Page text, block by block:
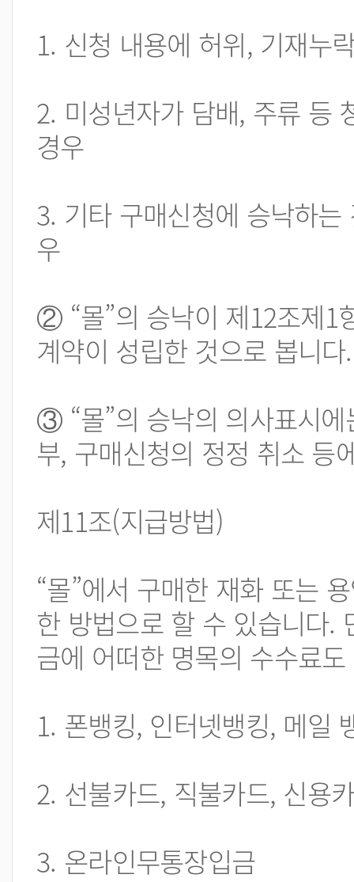
1. 신청 내용에 허위, 기재누
2. 미성년자가 담배, 주류 등
경우
3. 기타 구매신청에 승낙하
우
② “몰”의 승낙이 제12조제1
계약이 성립한 것으로 봅니다.
③ “몰”의 승낙의 의사표시
부, 구매신청의 정정 취소 등
제11조(지급방법)
“몰”에서 구매한 재화 또는
한 방법으로 할 수 있습니다.
금에 어떠한 명목의 수수료
1. 폰뱅킹, 인터넷뱅킹, 메일
2. 선불카드, 직불카드, 신용
3. 온라인무통장입금